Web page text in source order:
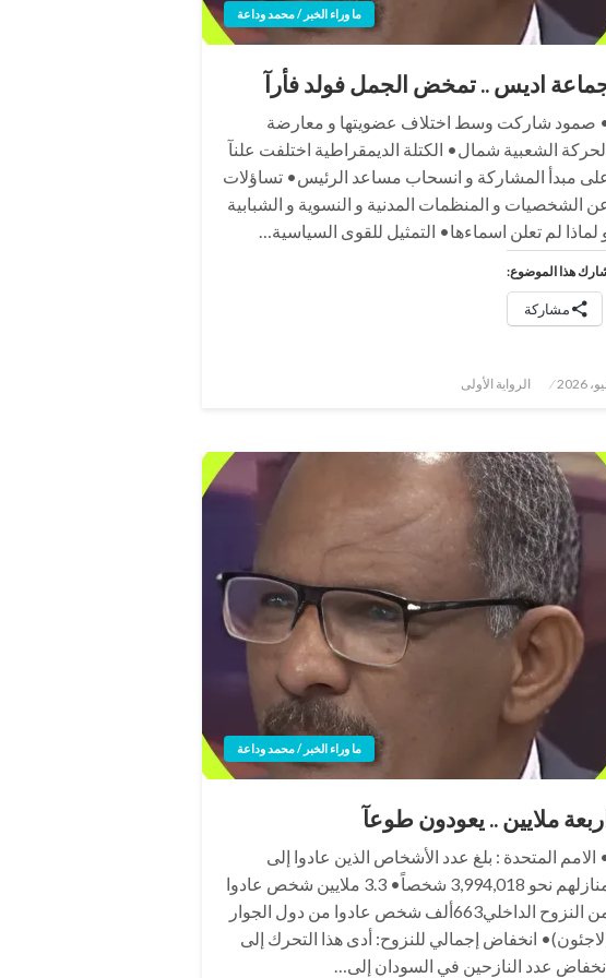
ما وراء الخبر / محمد وداعة
اديس .. تمخض الجمل فولد فأرآ
صمود شاركت وسط اختلاف عضويتها و معارضة
الشعبية شمال• الكتلة الديمقراطية اختلفت علنآ
مبدأ المشاركة و انسحاب مساعد الرئيس• تساؤلات
الشخصيات و المنظمات المدنية و النسوية و الشبابية
لماذا لم تعلن اسماءها• التمثيل للقوى السياسية…
هذا الموضوع:
مشاركة
الرواية الأولى
ما وراء الخبر / محمد وداعة
ملايين .. يعودون طوعآ
الامم المتحدة : بلغ عدد الأشخاص الذين عادوا إلى
منازلهم نحو 3,994,018 شخصاً• 3.3 ملايين شخص عادوا
من النزوح الداخلي663ألف شخص عادوا من دول الجوار
انخفاض إجمالي للنزوح: أدى هذا التحرك إلى
عدد النازحين في السودان إلى…